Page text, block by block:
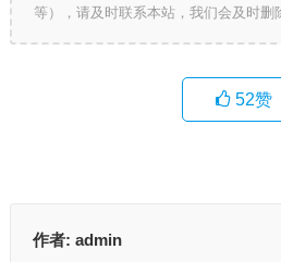
等），请及时联系本站，我们会及时删
52赞
作者: admin